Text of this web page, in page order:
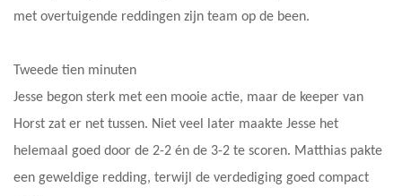
met overtuigende reddingen zijn team op de been.
Tweede tien minuten
Jesse begon sterk met een mooie actie, maar de keeper van
Horst zat er net tussen. Niet veel later maakte Jesse het
helemaal goed door de 2-2 én de 3-2 te scoren. Matthias pakte
een geweldige redding, terwijl de verdediging goed compact